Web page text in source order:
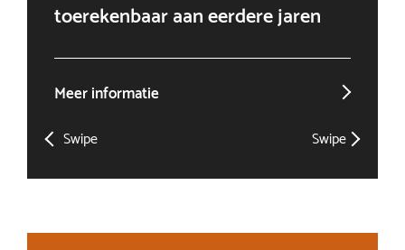
toerekenbaar aan eerdere jaren
Meer informatie
Swipe Swipe